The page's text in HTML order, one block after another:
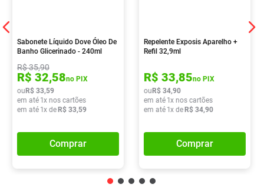
Sabonete Líquido Dove Óleo De
Banho Glicerinado - 240ml
R$35,90
R$ 32,58no PIX
ou R$ 33,59
em até 1x nos cartões
em até 1x de R$ 33,59
Comprar
Repelente Exposis Aparelho +
Refil 32,9ml
R$ 33,85no PIX
ou R$ 34,90
em até 1x nos cartões
em até 1x de R$ 34,90
Comprar